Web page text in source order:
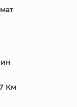
Км